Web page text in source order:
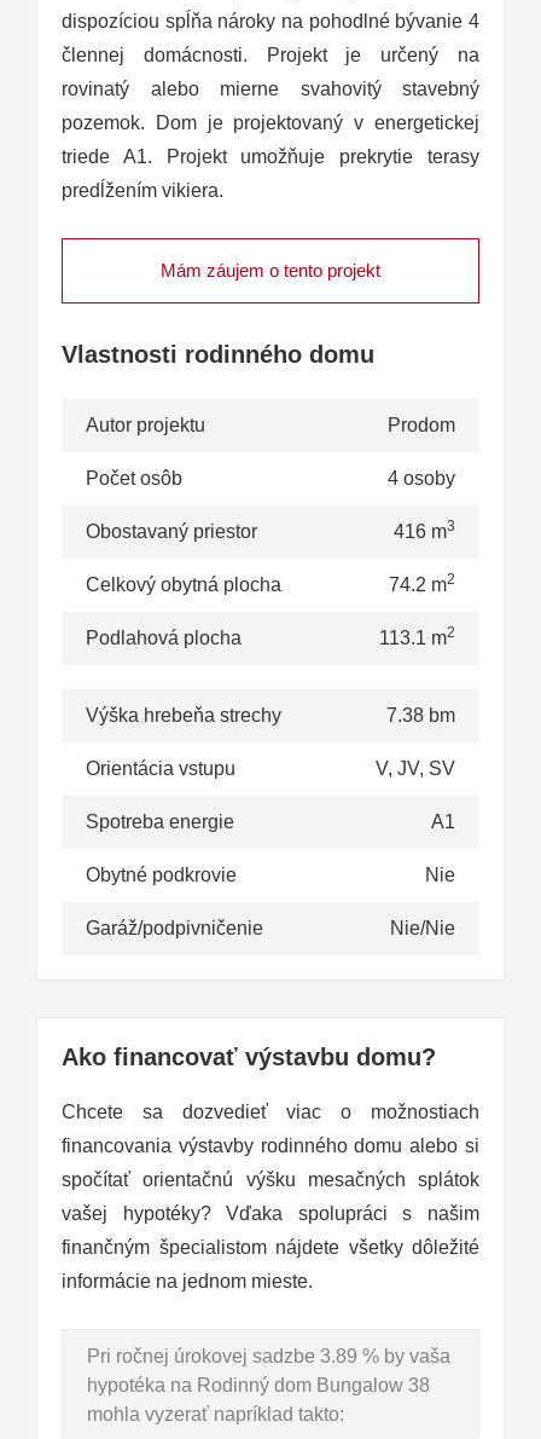
dispozíciou spĺňa nároky na pohodlné bývanie 4
člennej domácnosti. Projekt je určený na
rovinatý alebo mierne svahovitý stavebný
pozemok. Dom je projektovaný v energetickej
triede A1. Projekt umožňuje prekrytie terasy
predĺžením vikiera.
Mám záujem o tento projekt
Vlastnosti rodinného domu
Autor projektu Prodom
Počet osôb 4 osoby
Obostavaný priestor 416 m3
Celkový obytná plocha 74.2 m2
Podlahová plocha 113.1 m2
Výška hrebeňa strechy 7.38 bm
Orientácia vstupu V, JV, SV
Spotreba energie A1
Obytné podkrovie Nie
Garáž/podpivničenie Nie/Nie
Ako financovať výstavbu domu?
Chcete sa dozvedieť viac o možnostiach
financovania výstavby rodinného domu alebo si
spočítať orientačnú výšku mesačných splátok
vašej hypotéky? Vďaka spolupráci s našim
finančným špecialistom nájdete všetky dôležité
informácie na jednom mieste.
Pri ročnej úrokovej sadzbe 3.89 % by vaša
hypotéka na Rodinný dom Bungalow 38
mohla vyzerať napríklad takto: